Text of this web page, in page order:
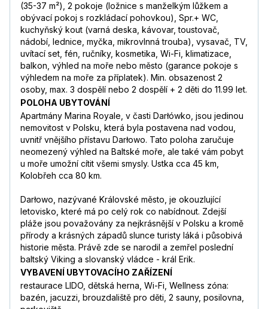
(35-37 m²), 2 pokoje (ložnice s manželkým lůžkem a
obývací pokoj s rozkládací pohovkou), Spr.+ WC,
kuchyňský kout (varná deska, kávovar, toustovač,
nádobí, lednice, myčka, mikrovlnná trouba), vysavač, TV,
uvítací set, fén, ručníky, kosmetika, Wi-Fi, klimatizace,
balkon, výhled na moře nebo město (garance pokoje s
výhledem na moře za příplatek). Min. obsazenost 2
osoby, max. 3 dospělí nebo 2 dospělí + 2 děti do 11.99 let.
POLOHA UBYTOVÁNÍ
Apartmány Marina Royale, v časti Darłówko, jsou jedinou
nemovitost v Polsku, která byla postavena nad vodou,
uvnitř vnějšího přístavu Darłowo. Tato poloha zaručuje
neomezený výhled na Baltské moře, ale také vám pobyt
u moře umožní cítit všemi smysly. Ustka cca 45 km,
Kolobřeh cca 80 km.
Darłowo, nazývané Královské město, je okouzlující
letovisko, které má po celý rok co nabídnout. Zdejší
pláže jsou považovány za nejkrásnější v Polsku a kromě
přírody a krásných západů slunce turisty láká i působivá
historie města. Právě zde se narodil a zemřel poslední
baltský Viking a slovanský vládce - král Erik.
VYBAVENÍ UBYTOVACÍHO ZAŘÍZENÍ
restaurace LIDO, dětská herna, Wi-Fi, Wellness zóna:
bazén, jacuzzi, brouzdaliště pro děti, 2 sauny, posilovna,